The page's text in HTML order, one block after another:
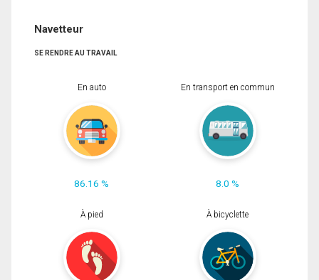
Navetteur
SE RENDRE AU TRAVAIL
En auto
86.16 %
En transport en commun
8.0 %
À pied À bicyclette